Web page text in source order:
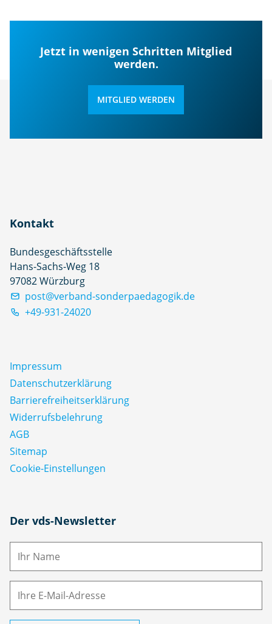
Jetzt in wenigen Schritten Mitglied
werden.
MITGLIED WERDEN
Kontakt
Bundesgeschäftsstelle
Hans-Sachs-Weg 18
97082 Würzburg
post@verband-sonderpaedagogik.de
+49-931-24020
Impressum
Datenschutz­erklärung
Barrierefreiheitserklärung
Widerrufsbelehrung
AGB
Sitemap
Cookie-Einstellungen
Der vds-Newsletter
N
M